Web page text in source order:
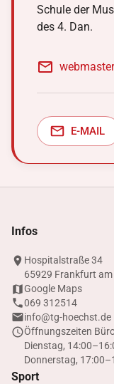
Schule der
des 4. Dan.
E-MAIL
Infos
Hospitalstraße 34
65929 Frankfurt am
Google Maps
069 312514
info@tg-hoechst.de
Öffnungszeiten
Dienstag,
Donnerstag,
Sport